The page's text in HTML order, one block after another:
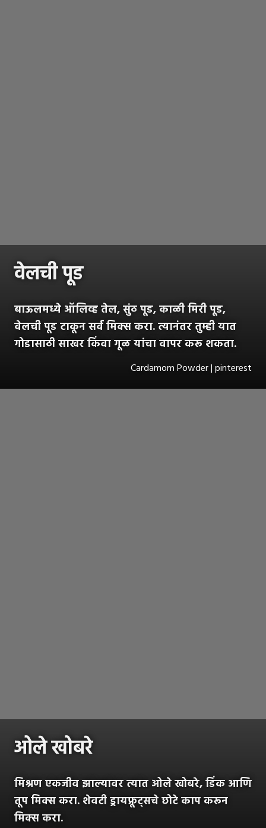
वेलची पूड
बाऊलमध्ये ऑलिव्ह तेल, सुंठ पूड, काळी मिरी पूड,
वेलची पूड टाकून सर्व मिक्स करा. त्यानंतर तुम्ही यात
गोडासाठी साखर किंवा गूळ यांचा वापर करू शकता.
Cardamom Powder | pinterest
ओले खोबरे
मिश्रण एकजीव झाल्यावर त्यात ओले खोबरे, डिंक आणि
तूप मिक्स करा. शेवटी ड्रायफ्रूट्सचे छोटे काप करून
मिक्स करा.